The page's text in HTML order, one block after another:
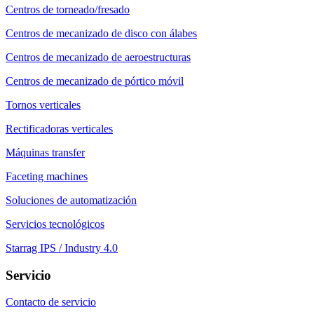
Centros de torneado/fresado
Centros de mecanizado de disco con álabes
Centros de mecanizado de aeroestructuras
Centros de mecanizado de pórtico móvil
Tornos verticales
Rectificadoras verticales
Máquinas transfer
Faceting machines
Soluciones de automatización
Servicios tecnológicos
Starrag IPS / Industry 4.0
Servicio
Contacto de servicio